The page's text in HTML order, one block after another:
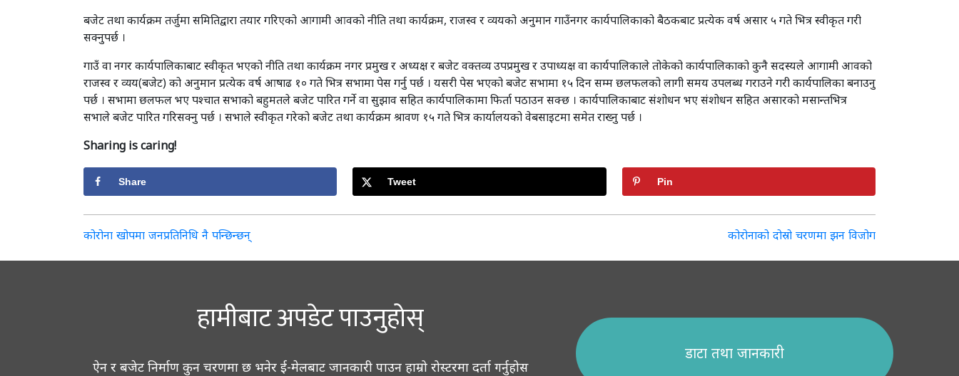
बजेट तथा कार्यक्रम तर्जुमा समितिद्वारा तयार गरिएको आगामी आवको नीति तथा कार्यक्रम, राजस्व र व्ययको अनुमान गाउँनगर कार्यपालिकाको बैठकबाट प्रत्येक वर्ष असार ५ गते भित्र स्वीकृत गरी
सक्नुपर्छ ।
गाउँ वा नगर कार्यपालिकाबाट स्वीकृत भएको नीति तथा कार्यक्रम नगर प्रमुख र अध्यक्ष र बजेट वक्तव्य उपप्रमुख र उपाध्यक्ष वा कार्यपालिकाले तोकेको कार्यपालिकाको कुनै सदस्यले आगामी आवको
राजस्व र व्यय(बजेट) को अनुमान प्रत्येक वर्ष आषाढ १० गते भित्र सभामा पेस गर्नु पर्छ । यसरी पेस भएको बजेट सभामा १५ दिन सम्म छलफलको लागी समय उपलब्ध गराउने गरी कार्यपालिका बनाउनु
पर्छ । सभामा छलफल भए पश्चात सभाको बहुमतले बजेट पारित गर्ने वा सुझाव सहित कार्यपालिकामा फिर्ता पठाउन सक्छ । कार्यपालिकाबाट संशोधन भए संशोधन सहित असारको मसान्तभित्र
सभाले बजेट पारित गरिसक्नु पर्छ । सभाले स्वीकृत गरेको बजेट तथा कार्यक्रम श्रावण १५ गते भित्र कार्यालयको वेबसाइटमा समेत राख्नु पर्छ ।
Sharing is caring!
Share Tweet Pin
Post
navigation
कोरोना खोपमा जनप्रतिनिधि नै पन्छिन्छन् कोरोनाको दोस्रो चरणमा झन विजोग
हामीबाट अपडेट पाउनुहोस्
ऐन र बजेट निर्माण कुन चरणमा छ भनेर ई-मेलबाट जानकारी पाउन हाम्रो रोस्टरमा दर्ता गर्नुहोस
डाटा तथा जानकारी